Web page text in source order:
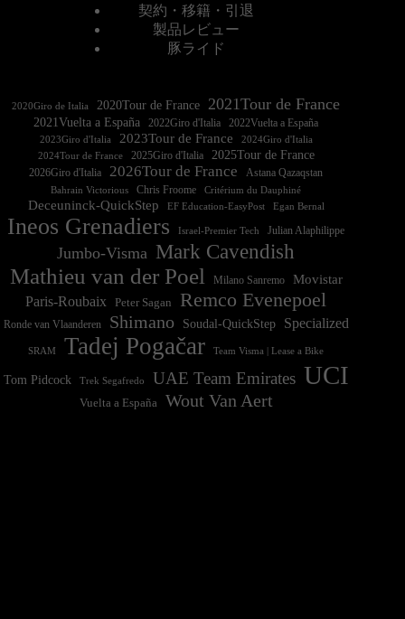
契約・移籍・引退
製品レビュー
豚ライド
2020Giro de Italia 2020Tour de France 2021Tour de France
2021Vuelta a España 2022Vuelta a España
2023Giro d'Italia 2023Tour de France
2024Tour de France
2025Giro d'Italia 2025Tour de France
2026Giro d'Italia 2026Tour de France Astana Qazaqstan
Bahrain Victorious Chris Froome Critérium du Dauphiné
Deceuninck-QuickStep EF Education-EasyPost Egan Bernal
Ineos Grenadiers Israel-Premier Tech Julian Alaphilippe
Jumbo-Visma Mark Cavendish
Mathieu van der Poel Milano Sanremo
Movistar
Paris-Roubaix
Peter Sagan Remco Evenepoel
Ronde van Vlaanderen Shimano Soudal-QuickStep Specialized
SRAM Tadej Pogačar Team Visma | Lease a Bike
Tom Pidcock Trek Segafredo UAE Team Emirates UCI
Vuelta a España Wout Van Aert